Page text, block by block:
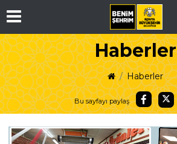
Haberler
Haberler
Bu sayfayı paylaş